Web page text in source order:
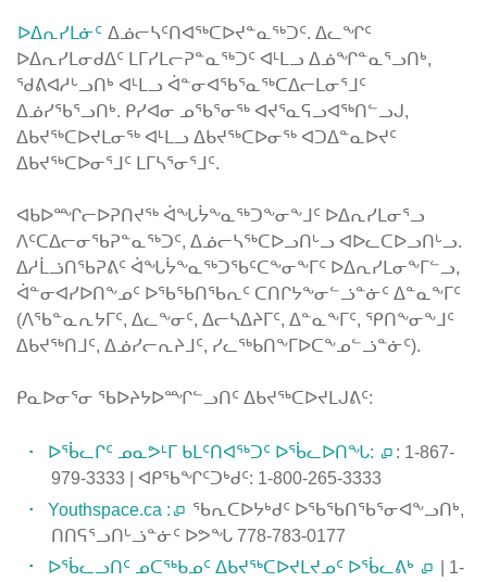
ᐅᐃᕆᓯᒪᓃᑦ ᐃᓅᓕᓴᑦᑎᐊᖅᑕᐅᔪᓐᓇᖅᑐᑦ. ᐃᓚᖏᑦ
ᐅᐃᕆᓯᒪᓂᑯᐃᑦ ᒪᒥᓯᒪᓕᕈᓐᓇᖅᑐᑦ ᐊᒻᒪᓗ ᐃᓅᖏᓐᓇᕐᓗᑎᒃ,
ᖁᕕᐊᓱᒡᓗᑎᒃ ᐊᒻᒪᓗ ᐋᓐᓂᐊᖃᕐᓇᖅᑕᐃᓕᒪᓂᕐᒧᑦ
ᐃᓅᓯᖃᕐᓗᑎᒃ. ᑭᓯᐊᓂ ᓄᖃᕐᓂᖅ ᐊᔪᕐᓇᕋᓗᐊᖅᑎᓪᓗᒍ,
ᐃᑲᔪᖅᑕᐅᔪᒪᓂᖅ ᐊᒻᒪᓗ ᐃᑲᔪᖅᑕᐅᓂᖅ ᐊᑐᐃᓐᓇᐅᔪᑦ
ᐃᑲᔪᖅᑕᐅᓂᕐᒧᑦ ᒪᒥᓴᕐᓂᕐᒧᑦ.
ᐊᑲᐅᙱᓕᐅᕈᑎᔪᖅ ᐋᖓᔮᖕᓇᖅᑐᖕᓂᖕᒧᑦ ᐅᐃᕆᓯᒪᓂᕐᓗ
ᐱᑦᑕᐃᓕᓂᖃᕈᓐᓇᖅᑐᑦ, ᐃᓅᓕᓴᖅᑕᐅᓗᑎᒡᓗ ᐊᐅᓚᑕᐅᓗᑎᒡᓗ.
ᐃᓱᒫᓘᑎᖃᕈᕕᑦ ᐋᖓᔮᖕᓇᖅᑐᖃᑦᑕᖕᓂᖕᒥᑦ ᐅᐃᕆᓯᒪᓂᖕᒥᓪᓗ,
ᐋᓐᓂᐊᓯᐅᑎᖕᓄᑦ ᐅᖃᖃᑎᖃᕆᑦ ᑕᑎᒋᔭᖕᓂᓪᓘᓐᓃᑦ ᐃᓐᓇᖕᒥᑦ
(ᐱᖃᓐᓇᕆᔭᒥᑦ, ᐃᓚᖕᓂᑦ, ᐃᓕᓴᐃᔨᒥᑦ, ᐃᓐᓇᖕᒥᑦ, ᕿᑎᖕᓂᖕᒧᑦ
ᐃᑲᔪᖅᑎᒧᑦ, ᐃᓅᓯᓕᕆᔨᒧᑦ, ᓯᓚᖅᑲᑎᖕᒥᐅᑕᖕᓄᓪᓘᓐᓃᑦ).
ᑭᓇᐅᓂᕐᓂ ᖃᐅᔨᔭᐅᙱᓪᓗᑎᑦ ᐃᑲᔪᖅᑕᐅᔪᒪᒍᕕᑦ:
ᐅᖄᓚᒋᑦ ᓄᓇᕗᒻᒥ ᑲᒪᑦᑎᐊᖅᑐᑦ ᐅᖄᓚᐅᑎᖓ:
: 1-867-
979-3333 | ᐊᑭᖃᖏᑦᑐᒃᑯᑦ: 1-800-265-3333
Youthspace.ca :
ᖃᕆᑕᐅᔭᒃᑯᑦ ᐅᖃᖃᑎᖃᕐᓂᐊᖕᓗᑎᒃ,
ᑎᑎᕋᕐᓗᑎᒡᓘᓐᓃᑦ ᐅᕗᖓ 778-783-0177
ᐅᖄᓚᓗᑎᑦ ᓄᑕᖅᑲᓄᑦ ᐃᑲᔪᖅᑕᐅᔪᒪᔪᓄᑦ ᐅᖄᓚᕕᒃ
| 1-